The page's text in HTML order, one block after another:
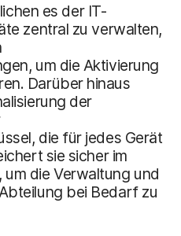
es der IT-
zentral zu verwalten,
um die Aktivierung
Darüber hinaus
der
die für jedes Gerät
sie sicher im
die Verwaltung und
bei Bedarf zu